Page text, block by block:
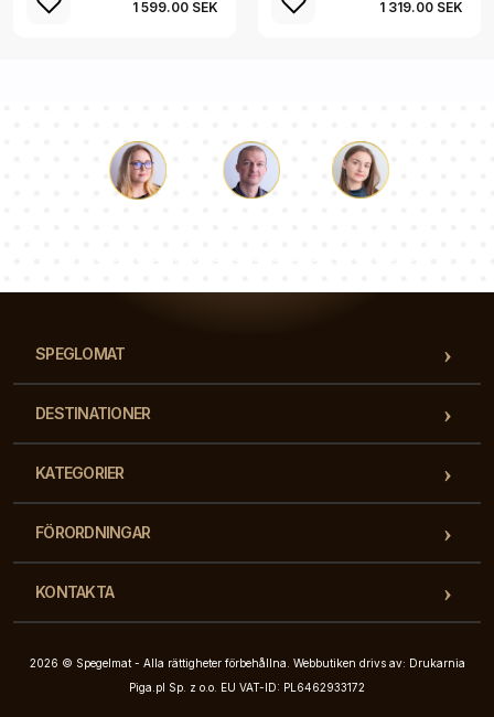
1 599.00 SEK 1 319.00 SEK
SPEGLOMAT
DESTINATIONER
KATEGORIER
FÖRORDNINGAR
KONTAKTA
2026 © Spegelmat - Alla rättigheter förbehållna. Webbutiken drivs av: Drukarnia
Piga.pl Sp. z o.o. EU VAT-ID: PL6462933172